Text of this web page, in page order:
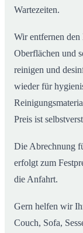
Wartezeiten.
Wir entfernen
Oberflächen und
reinigen und
wieder für
Preis ist
Die Abrechnung
erfolgt zum
die Anfahrt.
Gern helfen wir
Couch, Sofa,